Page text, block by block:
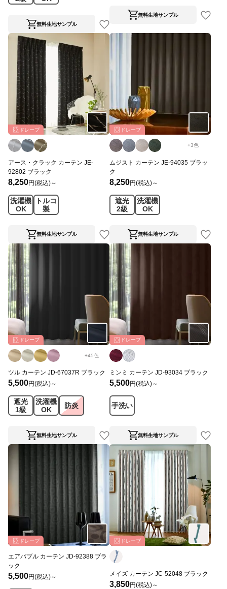
無料生地サンプル
無料生地サンプル
ドレープ
アース・クラック カーテン JE-
92802 ブラック
8,250円(税込)～
洗濯機
OK
トルコ
製
無料生地サンプル
ドレープ
+3色
ムジスト カーテン JE-94035 ブラッ
ク
8,250円(税込)～
遮光
2級
洗濯機
OK
無料生地サンプル
ドレープ
+45色
ツル カーテン JD-67037R ブラック
5,500円(税込)～
遮光
1級
洗濯機
OK
防炎
無料生地サンプル
ドレープ
ミンミ カーテン JD-93034 ブラック
5,500円(税込)～
手洗い
無料生地サンプル
ドレープ
エアバブル カーテン JD-92388 ブラ
ック
5,500円(税込)～
ドレープ
メイズ カーテン JC-52048 ブラック
3,850円(税込)～